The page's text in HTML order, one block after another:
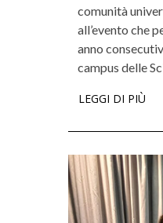
comunità
all’evento che
anno
campus delle
LEGGI DI PIÙ